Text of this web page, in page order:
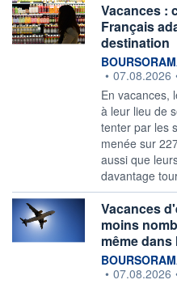
Vacances :
Français
destination
information
• 07.08.2026
En vacances,
à leur lieu de
tenter par les
menée sur
aussi que
davantage
Vacances
moins
même
information
• 07.08.2026